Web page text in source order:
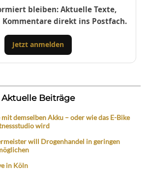
bleiben: Aktuelle Texte,
Kommentare direkt ins Postfach.
Jetzt anmelden
Aktuelle Beiträge
demselben Akku – oder wie das E-Bike
wird
will Drogenhandel in geringen
in Köln